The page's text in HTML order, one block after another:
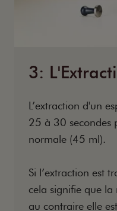
3:
L’extraction d'un
25 à 30 secondes
normale (45 ml).
Si l’extraction est
cela signifie que la
au contraire elle